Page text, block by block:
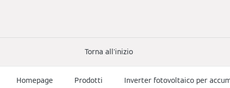
Torna all'inizio
Homepage Prodotti Inverter fotovoltaico per